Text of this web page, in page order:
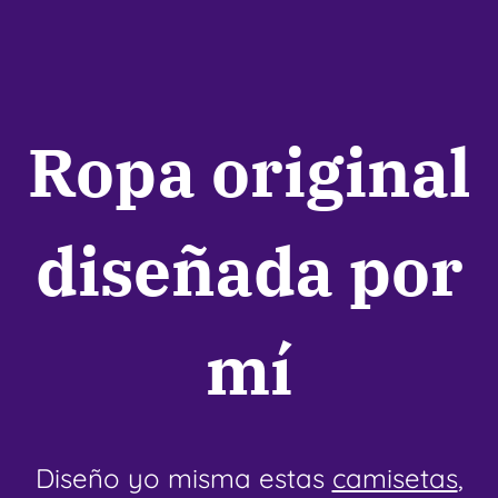
Ropa original
diseñada por
mí
Diseño yo misma estas camisetas,